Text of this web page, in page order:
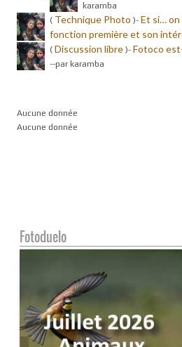
karamba
( Technique Photo )- Et si… on
fonction première et son
( Discussion libre )- Fotoco
--par karamba
Aucune donnée
Aucune donnée
Fotoduelo